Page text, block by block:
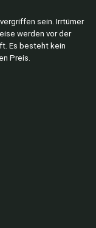
sein. Irrtümer
werden vor der
Es besteht kein
Preis.